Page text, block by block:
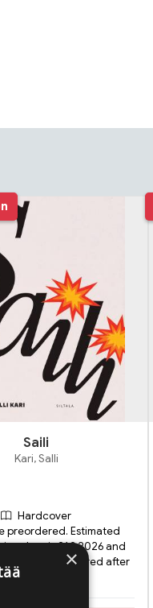
alku
Saili
Kari, Salli
Hardcover
preordered. Estimated
date is 21.9.2026 and
will be delivered after
publication.
×